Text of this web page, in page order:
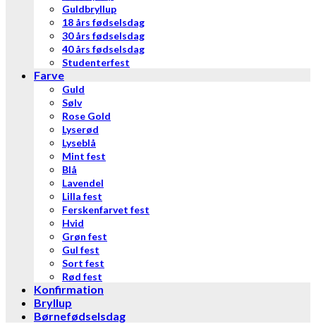
Guldbryllup
18 års fødselsdag
30 års fødselsdag
40 års fødselsdag
Studenterfest
Farve
Guld
Sølv
Rose Gold
Lyserød
Lyseblå
Mint fest
Blå
Lavendel
Lilla fest
Ferskenfarvet fest
Hvid
Grøn fest
Gul fest
Sort fest
Rød fest
Konfirmation
Bryllup
Børnefødselsdag